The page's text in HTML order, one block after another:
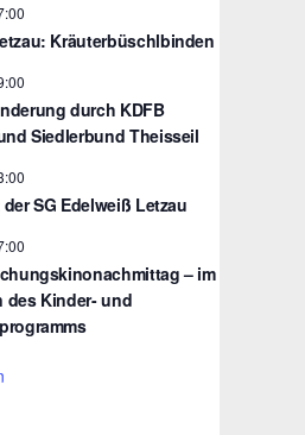
Kräuterbüschlbinden
durch KDFB
Siedlerbund Theisseil
SG Edelweiß Letzau
– im
des Kinder- und